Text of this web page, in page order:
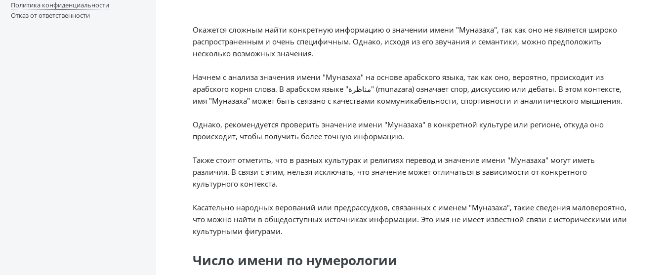
Окажется сложным найти конкретную информацию о значении имени "Муназаха", так как оно не является широко
распространенным и очень специфичным. Однако, исходя из его звучания и семантики, можно предположить
несколько возможных значения.
Начнем с анализа значения имени "Муназаха" на основе арабского языка, так как оно, вероятно, происходит из
арабского корня слова. В арабском языке "مناظرة" (munazara) означает спор, дискуссию или дебаты. В этом контексте,
имя "Муназаха" может быть связано с качествами коммуникабельности, спортивности и аналитического мышления.
Однако, рекомендуется проверить значение имени "Муназаха" в конкретной культуре или регионе, откуда оно
происходит, чтобы получить более точную информацию.
Также стоит отметить, что в разных культурах и религиях перевод и значение имени "Муназаха" могут иметь
различия. В связи с этим, нельзя исключать, что значение может отличаться в зависимости от конкретного
культурного контекста.
Касательно народных верований или предрассудков, связанных с именем "Муназаха", такие сведения маловероятно,
что можно найти в общедоступных источниках информации. Это имя не имеет известной связи с историческими или
культурными фигурами.
Число имени по нумерологии
Политика конфиденциальности
Отказ от ответственности